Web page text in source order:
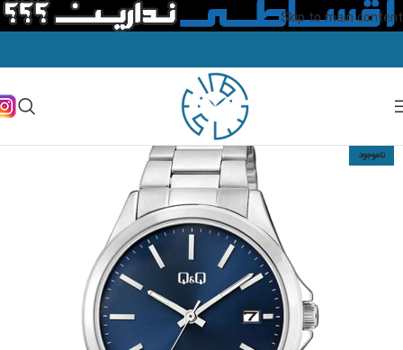
Skip to main content
ناموجود